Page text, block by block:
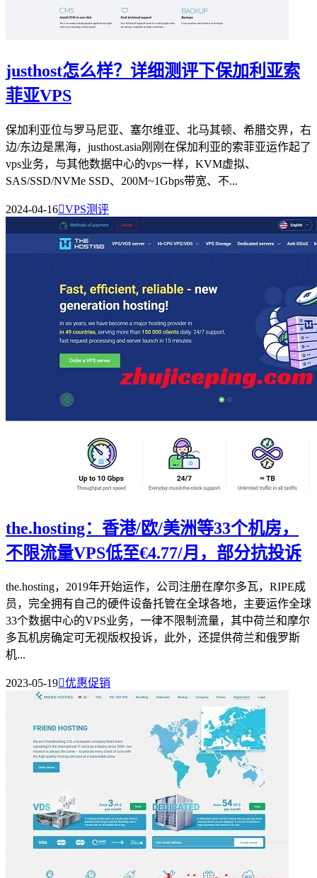
justhost怎么样？详细测评下保加利亚索
菲亚VPS
保加利亚位与罗马尼亚、塞尔维亚、北马其顿、希腊交界，右
边/东边是黑海，justhost.asia刚刚在保加利亚的索菲亚运作起了
vps业务，与其他数据中心的vps一样，KVM虚拟、
SAS/SSD/NVMe SSD、200M~1Gbps带宽、不...
2024-04-16VPS测评
the.hosting：香港/欧/美洲等33个机房，
不限流量VPS低至€4.77/月，部分抗投诉
the.hosting，2019年开始运作，公司注册在摩尔多瓦，RIPE成
员，完全拥有自己的硬件设备托管在全球各地，主要运作全球
33个数据中心的VPS业务，一律不限制流量，其中荷兰和摩尔
多瓦机房确定可无视版权投诉，此外，还提供荷兰和俄罗斯
机...
2023-05-19优惠促销